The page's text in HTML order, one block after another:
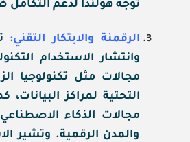
توجه هولندا لدعم
الرقمنة والابتكار التقني:
وانتشار الاستخدام
التحتية لمراكز
مجالات الذكاء
والمدن الرقمية. وتشير